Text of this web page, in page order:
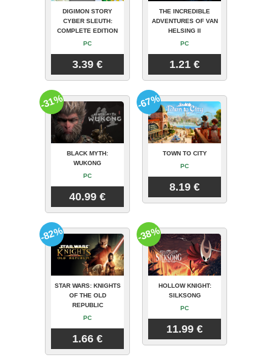
DIGIMON STORY
CYBER SLEUTH:
COMPLETE EDITION
PC
3.39 €
THE INCREDIBLE
ADVENTURES OF VAN
HELSING II
PC
1.21 €
BLACK MYTH:
WUKONG
PC
40.99 €
-31%
TOWN TO CITY
PC
8.19 €
-67%
STAR WARS: KNIGHTS
OF THE OLD
REPUBLIC
PC
1.66 €
-82%
HOLLOW KNIGHT:
SILKSONG
PC
11.99 €
-38%